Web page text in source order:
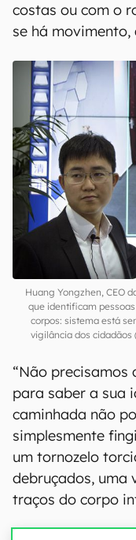
costas ou com o
se há
Huang Yongzhen, CEO
que identificam
corpos: sistema está
vigilância dos cidadãos
“Não precisamos
para saber a sua
caminhada não
simplesmente
um tornozelo
debruçados, uma
traços do corpo